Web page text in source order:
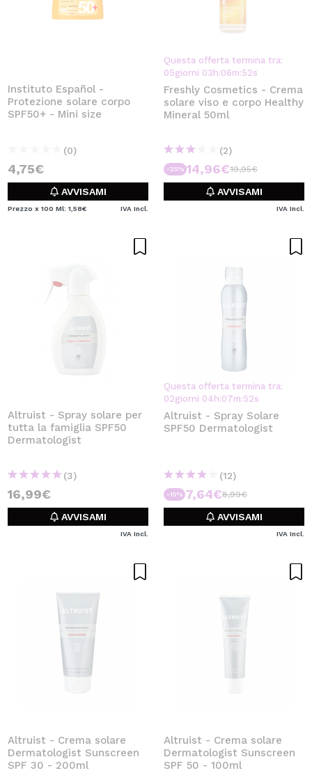
Instituto Español -
Protezione solare corpo
SPF50+ - Mini size
(0)
4,75€
AVVISAMI
Prezzo x 100 Ml: 1,58€ IVA Incl.
Questa offerta termina tra:
05giorni 03 h:06m:52s
Freshly Cosmetics - Crema
solare viso e corpo Healthy
Mineral 50ml
(2)
-25% 14,96€19,95€
AVVISAMI
IVA Incl.
Altruist - Spray solare per
tutta la famiglia SPF50
Dermatologist
(3)
16,99€
AVVISAMI
IVA Incl.
Questa offerta termina tra:
02giorni 04 h:07m:52s
Altruist - Spray Solare
SPF50 Dermatologist
(12)
-15% 7,64€8,99€
AVVISAMI
IVA Incl.
Altruist - Crema solare
Dermatologist Sunscreen
SPF 30 - 200ml
Altruist - Crema solare
Dermatologist Sunscreen
SPF 50 - 100ml